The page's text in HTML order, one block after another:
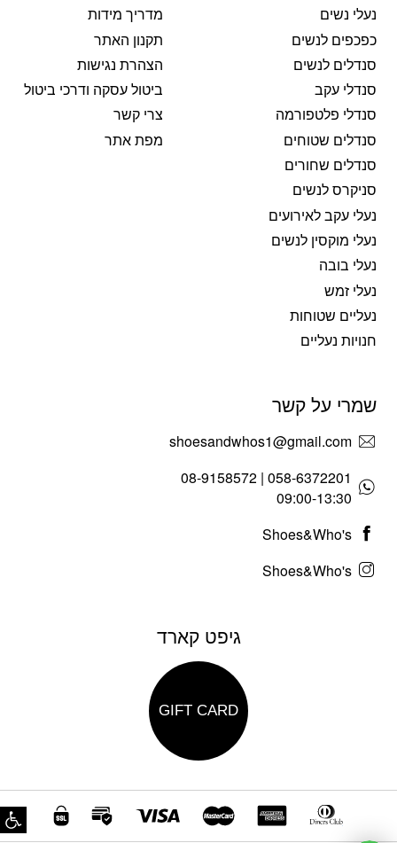
נעלי נשים
כפכפים לנשים
סנדלים לנשים
סנדלי עקב
סנדלי פלטפורמה
סנדלים שטוחים
סנדלים שחורים
סניקרס לנשים
נעלי עקב לאירועים
נעלי מוקסין לנשים
נעלי בובה
נעלי זמש
נעליים שטוחות
חנויות נעליים
מדריך מידות
תקנון האתר
הצהרת נגישות
ביטול עסקה ודרכי ביטול
צרי קשר
מפת אתר
שמרי על קשר
shoesandwhos1@gmail.com
058-6372201 | 08-9158572
09:00-13:30
Shoes&Who's
Shoes&Who's
גיפט קארד
GIFT CARD